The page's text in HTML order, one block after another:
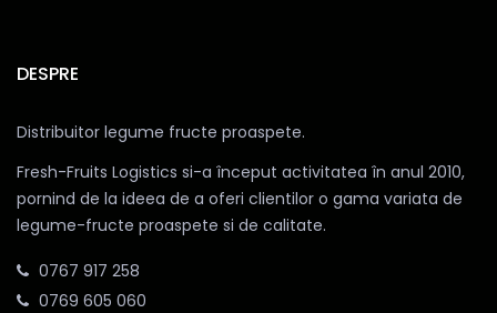
DESPRE
Distribuitor legume fructe proaspete.
Fresh-Fruits Logistics si-a început activitatea în anul 2010,
pornind de la ideea de a oferi clientilor o gama variata de
legume-fructe proaspete si de calitate.
0767 917 258
0769 605 060